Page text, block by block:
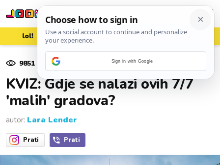
lol! aww vrh! woot?!
9851 pregleda
KVIZ: Gdje se nalazi ovih 7/7
'malih' gradova?
autor: Lara Lender
Prati Prati
Sign in with Google